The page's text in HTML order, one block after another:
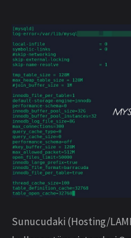
Sunucudaki (Hosting/